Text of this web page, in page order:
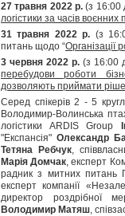
27травня 2022 р. (з 16:00
логістики за часів воєнних
31травня 2022 р. (з
питань щодо “Організації
3 червня 2022 р.(з 16:00
перебудови роботи
дозволяють приймати
Серед спікерів 2 - 5
Володимир-Волинська
логістики ARDIS Group
"Експансія"Олександр
Тетяна Ребчук,
Марія Домчак, експерт
радник з митних питань
експерт компанії
директор роздрібної
Володимир Матяш,